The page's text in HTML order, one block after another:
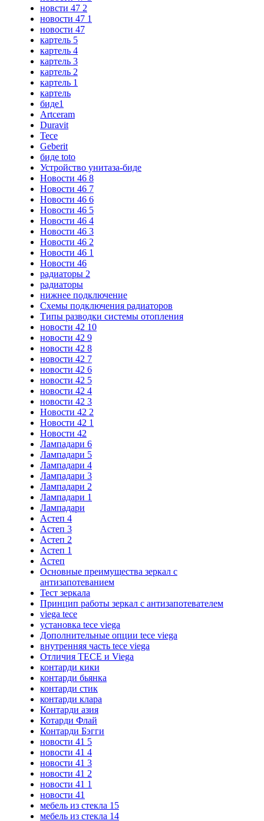
новсти 47 2
новости 47 1
новости 47
картель 5
картель 4
картель 3
картель 2
картель 1
картель
биде1
Artceram
Duravit
Tece
Geberit
биде toto
Устройство унитаза-биде
Новости 46 8
Новости 46 7
Новости 46 6
Новости 46 5
Новости 46 4
Новости 46 3
Новости 46 2
Новости 46 1
Новости 46
радиаторы 2
радиаторы
нижнее подключение
Схемы подключения радиаторов
Типы разводки системы отопления
новости 42 10
новости 42 9
новости 42 8
новости 42 7
новости 42 6
новости 42 5
новости 42 4
новости 42 3
Новости 42 2
Новости 42 1
Новости 42
Лампадари 6
Лампадари 5
Лампадари 4
Лампадари 3
Лампадари 2
Лампадари 1
Лампадари
Астеп 4
Астеп 3
Астеп 2
Астеп 1
Астеп
Основные преимущества зеркал с
антизапотеванием
Тест зеркала
Принцип работы зеркал с антизапотевателем
viega tece
установка tece viega
Дополнительные опции tece viega
внутренняя часть tece viega
Отличия TECE и Viega
контарди кики
контарди бьянка
контарди стик
контарди клара
Контарди азия
Котарди Флай
Контарди Бэгги
новости 41 5
новости 41 4
новости 41 3
новости 41 2
новости 41 1
новости 41
мебель из стекла 15
мебель из стекла 14